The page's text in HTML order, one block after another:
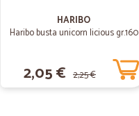
HARIBO
Haribo busta unicorn licious gr.160
2,05 € 2,25 €